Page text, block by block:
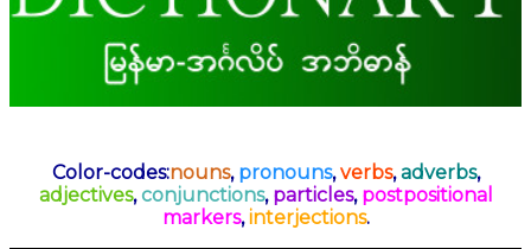
Color-codes:nouns, pronouns,verbs,adverbs,
adjectives,conjunctions, particles, postpositional
markers,interjections.